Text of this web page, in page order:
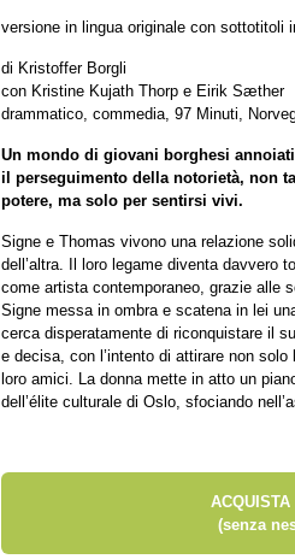
versione in lingua originale con sottotitoli
di Kristoffer Borgli
con Kristine Kujath Thorp e Eirik Sæther
drammatico, commedia, 97 Minuti,
Un mondo di giovani borghesi
il perseguimento della notorietà, non
potere, ma solo per sentirsi vivi.
Signe e Thomas vivono una relazione
dell’altra. Il loro legame diventa davvero
come artista contemporaneo, grazie alle
Signe messa in ombra e scatena in lei
cerca disperatamente di riconquistare il
e decisa, con l’intento di attirare non
loro amici. La donna mette in atto un
dell’élite culturale di Oslo, sfociando
(senza